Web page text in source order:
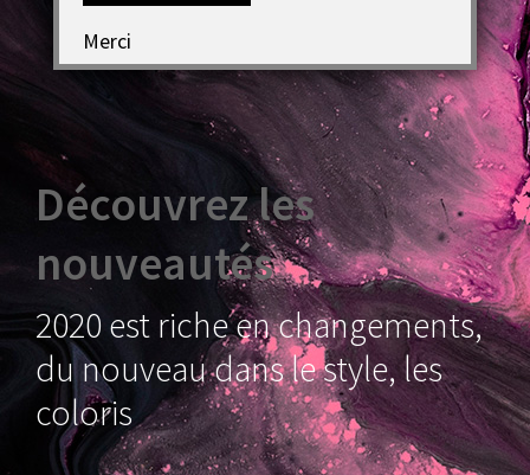
Découvrez les
nouveautés
2020 est riche en changements,
du nouveau dans le style, les
coloris
Merci